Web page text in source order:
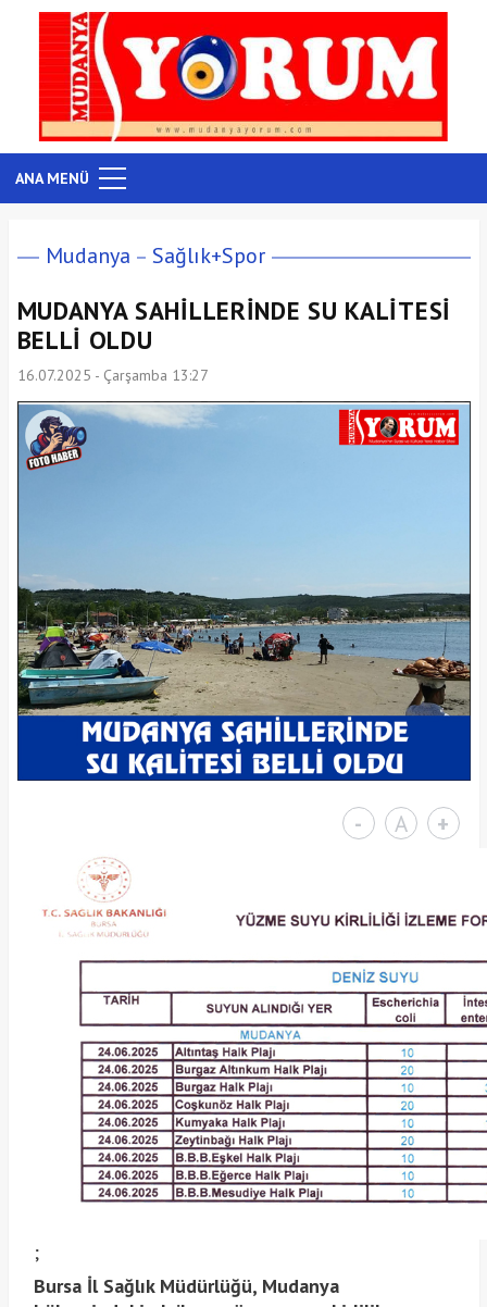
ANA MENÜ
Mudanya Sağlık+Spor
MUDANYA SAHİLLERİNDE SU KALİTESİ
BELLİ OLDU
16.07.2025 - Çarşamba 13:27
- A +
;
Bursa İl Sağlık Müdürlüğü, Mudanya